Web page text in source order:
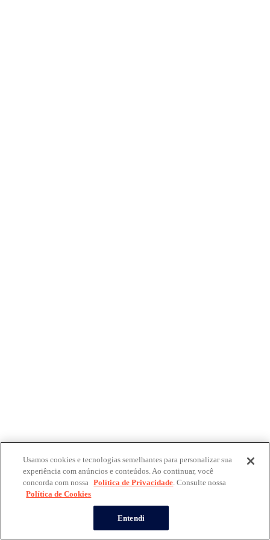
Usamos cookies e tecnologias semelhantes para personalizar sua
experiência com anúncios e conteúdos. Ao continuar, você
concorda com nossa Política de Privacidade. Consulte nossa
Política de Cookies
Entendi